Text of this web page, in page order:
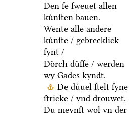
Den ſe ſweuet allen
kuͤnſten bauen.
Wente alle andere
kuͤnſte / gebrecklick
ſynt /
Doͤrch duͤſſe / werden
wy Gades kyndt.
De duͤuel ſtelt ſyne
ſtricke / vnd drouwet.
Du meynſt wol yn der